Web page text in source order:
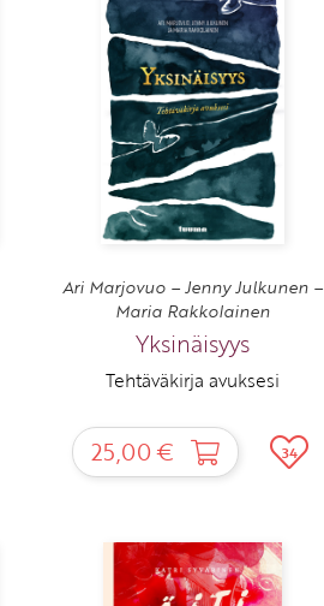
Ari Marjovuo – Jenny Julkunen –
Maria Rakkolainen
Yksinäisyys
Tehtäväkirja avuksesi
25,00 € 34